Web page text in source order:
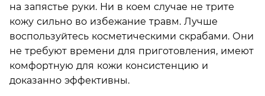
на запястье руки. Ни в коем случае не трите
кожу сильно во избежание травм. Лучше
воспользуйтесь косметическими скрабами. Они
не требуют времени для приготовления, имеют
комфортную для кожи консистенцию и
доказанно эффективны.